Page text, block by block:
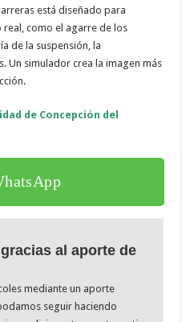
está diseñado para
como el agarre de los
de la suspensión, la
Un simulador crea la imagen más
de Concepción del
al aporte de
mediante un aporte
seguir haciendo